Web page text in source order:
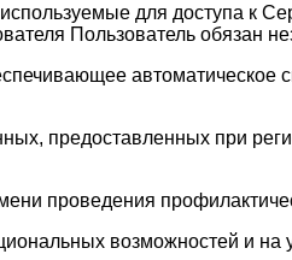
для доступа к
Пользователь обязан
автоматическое
предоставленных при
проведения
возможностей и